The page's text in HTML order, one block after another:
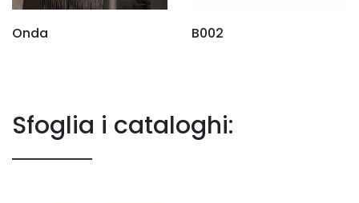
Onda B002
Sfoglia i cataloghi: